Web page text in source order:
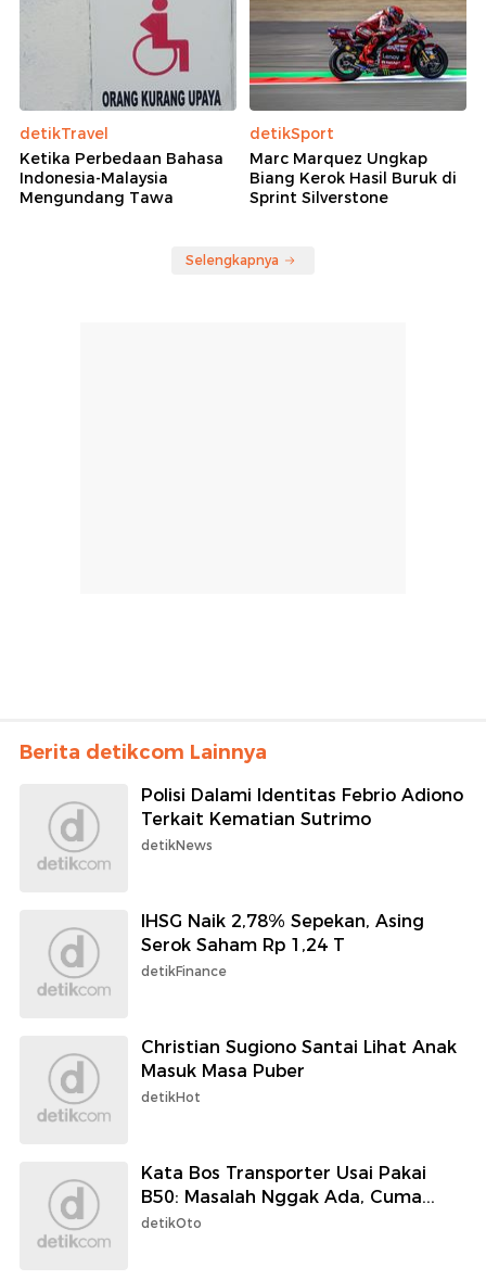
detikTravel
Ketika Perbedaan Bahasa
Indonesia-Malaysia
Mengundang Tawa
detikSport
Marc Marquez Ungkap
Biang Kerok Hasil Buruk di
Sprint Silverstone
Selengkapnya
Berita detikcom Lainnya
Polisi Dalami Identitas Febrio Adiono
Terkait Kematian Sutrimo
detikNews
IHSG Naik 2,78% Sepekan, Asing
Serok Saham Rp 1,24 T
detikFinance
Christian Sugiono Santai Lihat Anak
Masuk Masa Puber
detikHot
Kata Bos Transporter Usai Pakai
B50: Masalah Nggak Ada, Cuma...
detikOto